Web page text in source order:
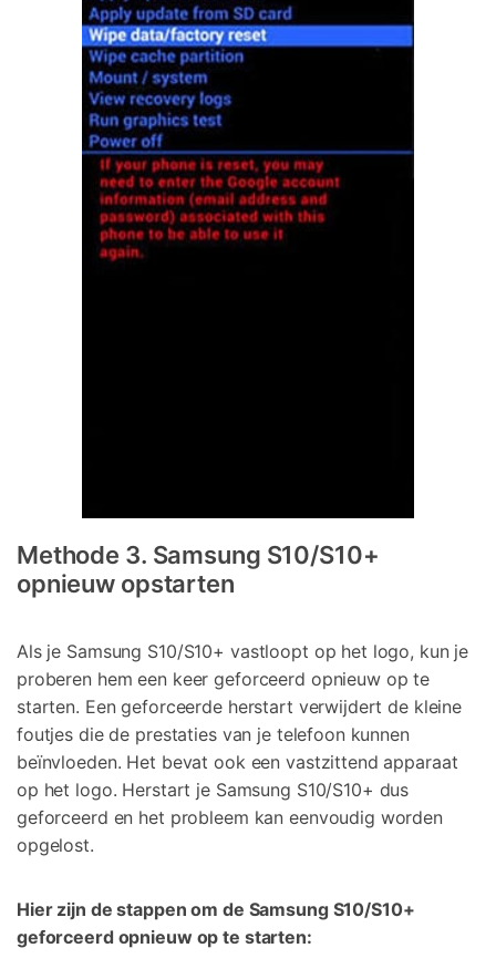
Methode 3. Samsung S10/S10+
opnieuw opstarten
Als je Samsung S10/S10+ vastloopt op het logo, kun je
proberen hem een keer geforceerd opnieuw op te
starten. Een geforceerde herstart verwijdert de kleine
foutjes die de prestaties van je telefoon kunnen
beïnvloeden. Het bevat ook een vastzittend apparaat
op het logo. Herstart je Samsung S10/S10+ dus
geforceerd en het probleem kan eenvoudig worden
opgelost.
Hier zijn de stappen om de Samsung S10/S10+
geforceerd opnieuw op te starten: